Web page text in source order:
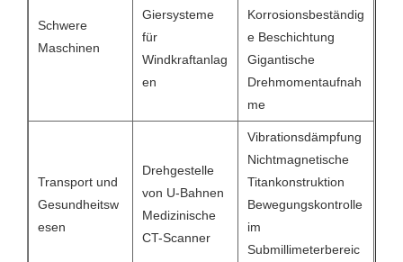
Schwere
Maschinen
Giersysteme
für
Windkraftanlag
en
Korrosionsbeständig
e Beschichtung
Gigantische
Drehmomentaufnah
me
Transport und
Gesundheitsw
esen
Drehgestelle
von U-Bahnen
Medizinische
CT-Scanner
Vibrationsdämpfung
Nichtmagnetische
Titankonstruktion
Bewegungskontrolle
im
Submillimeterbereic